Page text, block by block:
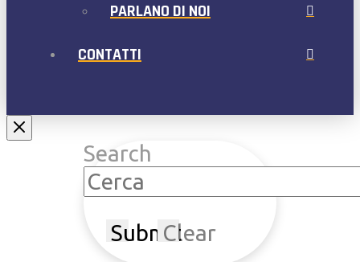
PARLANO DI NOI
CONTATTI
Search
SubmitClear